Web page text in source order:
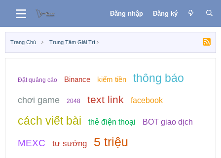
Đăng nhập Đăng ký
Trang Chủ Trung Tâm Giải Trí
Đặt quảng cáo Binance kiếm tiền thông báo
chơi game 2048 text link facebook
cách viết bài thẻ điện thoại BOT giao dịch
MEXC tự sướng 5 triệu